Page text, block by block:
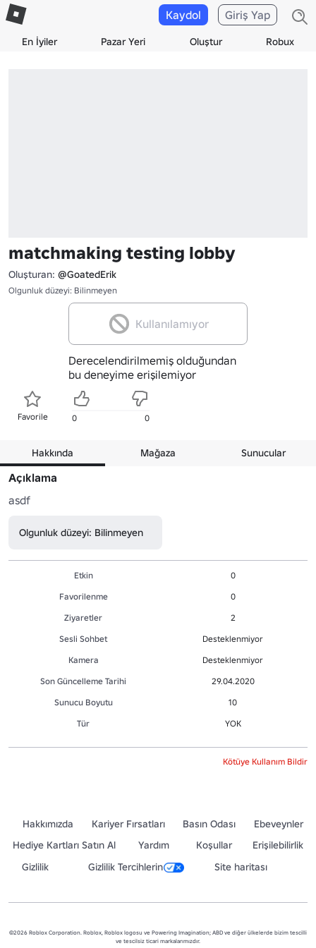
En İyiler Pazar Yeri Oluştur Robux
Kaydol Giriş Yap
matchmaking testing lobby
Oluşturan: @GoatedErik
Olgunluk düzeyi: Bilinmeyen
Kullanılamıyor
Derecelendirilmemiş olduğundan
bu deneyime erişilemiyor
Favorile 0 0
Hakkında Mağaza Sunucular
Açıklama
asdf
Olgunluk düzeyi: Bilinmeyen
Etkin
0
Favorilenme
0
Ziyaretler
2
Sesli Sohbet
Desteklenmiyor
Kamera
Desteklenmiyor
Son Güncelleme Tarihi
29.04.2020
Sunucu Boyutu
10
Tür
YOK
Kötüye Kullanım Bildir
Hakkımızda Kariyer Fırsatları Basın Odası
Ebeveynler
Hediye Kartları Satın Al
Yardım Koşullar
Erişilebilirlik
Gizlilik
Gizlilik Tercihlerin Site haritası
©2026 Roblox Corporation. Roblox, Roblox logosu ve Powering Imagination; ABD ve diğer ülkelerde bizim tescilli
ve tescilsiz ticari markalarımızdır.